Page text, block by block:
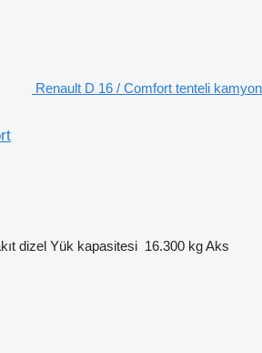
Renault D 16 / Comfort tenteli kamyon
dizel Yük kapasitesi 16.300 kgAks